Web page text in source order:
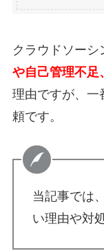
クラウドソーシ
や自己管理不足
理由ですが、一
頼です。
当記事では
い理由や対